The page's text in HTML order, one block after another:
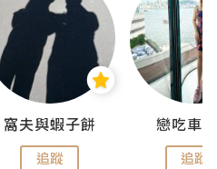
窩夫與蝦子餅
追蹤
戀吃車
追蹤